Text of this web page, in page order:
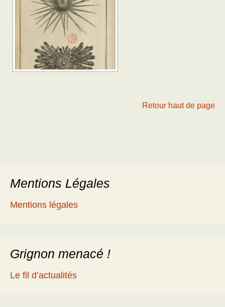
Retour haut de page
Mentions Légales
Mentions légales
Grignon menacé !
Le fil d’actualités